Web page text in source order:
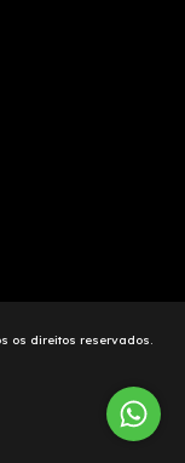
os direitos reservados.